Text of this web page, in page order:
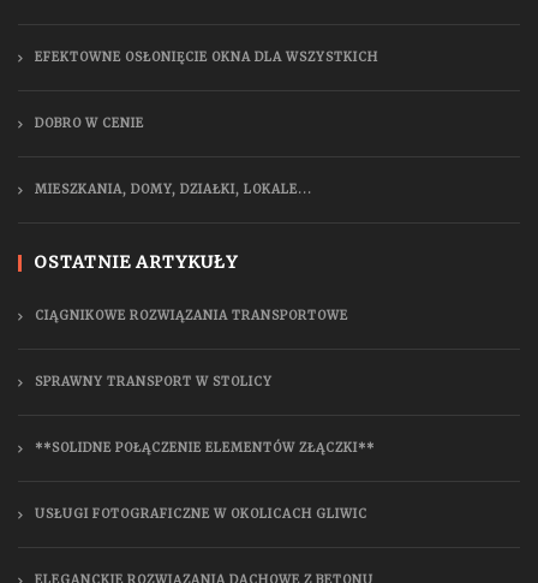
EFEKTOWNE OSŁONIĘCIE OKNA DLA WSZYSTKICH
DOBRO W CENIE
MIESZKANIA, DOMY, DZIAŁKI, LOKALE...
OSTATNIE ARTYKUŁY
CIĄGNIKOWE ROZWIĄZANIA TRANSPORTOWE
SPRAWNY TRANSPORT W STOLICY
**SOLIDNE POŁĄCZENIE ELEMENTÓW ZŁĄCZKI**
USŁUGI FOTOGRAFICZNE W OKOLICACH GLIWIC